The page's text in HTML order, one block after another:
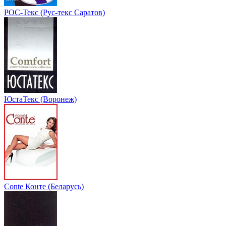
РОС-Текс (Рус-текс Саратов)
ЮстаТекс (Воронеж)
Conte Конте (Беларусь)